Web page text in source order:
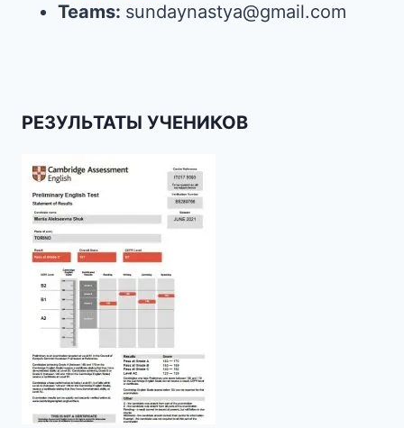
Teams: sundaynastya@gmail.com
РЕЗУЛЬТАТЫ УЧЕНИКОВ